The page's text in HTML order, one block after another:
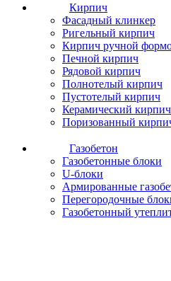
Кирпич
Фасадный клинкер
Ригельный кирпич
Кирпич ручной
Печной кирпич
Рядовой кирпич
Полнотелый кирпич
Пустотелый кирпич
Керамический кирпич
Поризованный
Газобетон
Газобетонные блоки
U-блоки
Армированные
Перегородочные
Газобетонный